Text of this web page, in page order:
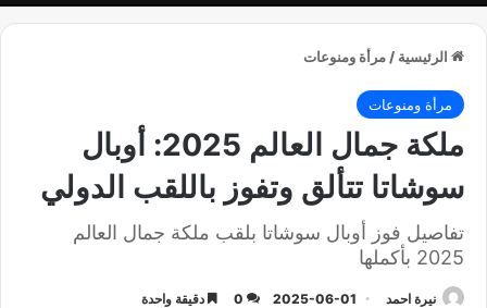
الرئيسية / مرأة ومنوعات
مرأة ومنوعات
ملكة جمال العالم 2025: أوبال
سوشاتا تتألق وتفوز باللقب الدولي
تفاصيل فوز أوبال سوشاتا بلقب ملكة جمال العالم
2025 بأكملها
نيرة احمد 2025-06-01
0 دقيقة واحدة